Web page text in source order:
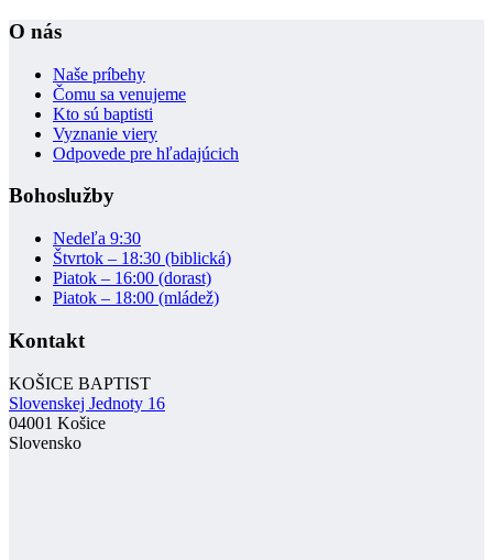
O nás
Naše príbehy
Čomu sa venujeme
Kto sú baptisti
Vyznanie viery
Odpovede pre hľadajúcich
Bohoslužby
Nedeľa 9:30
Štvrtok – 18:30 (biblická)
Piatok – 16:00 (dorast)
Piatok – 18:00 (mládež)
Kontakt
KOŠICE BAPTIST
Slovenskej Jednoty 16
04001 Košice
Slovensko